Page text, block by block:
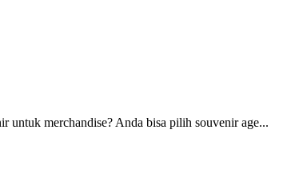
merchandise? Anda bisa pilih souvenir age...